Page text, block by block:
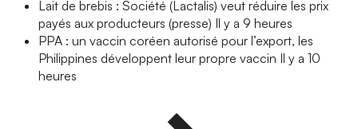
Lait de brebis : Société (Lactalis) veut réduire les prix
payés aux producteurs (presse) Il y a 9 heures
PPA : un vaccin coréen autorisé pour l’export, les
Philippines développent leur propre vaccin Il y a 10
heures